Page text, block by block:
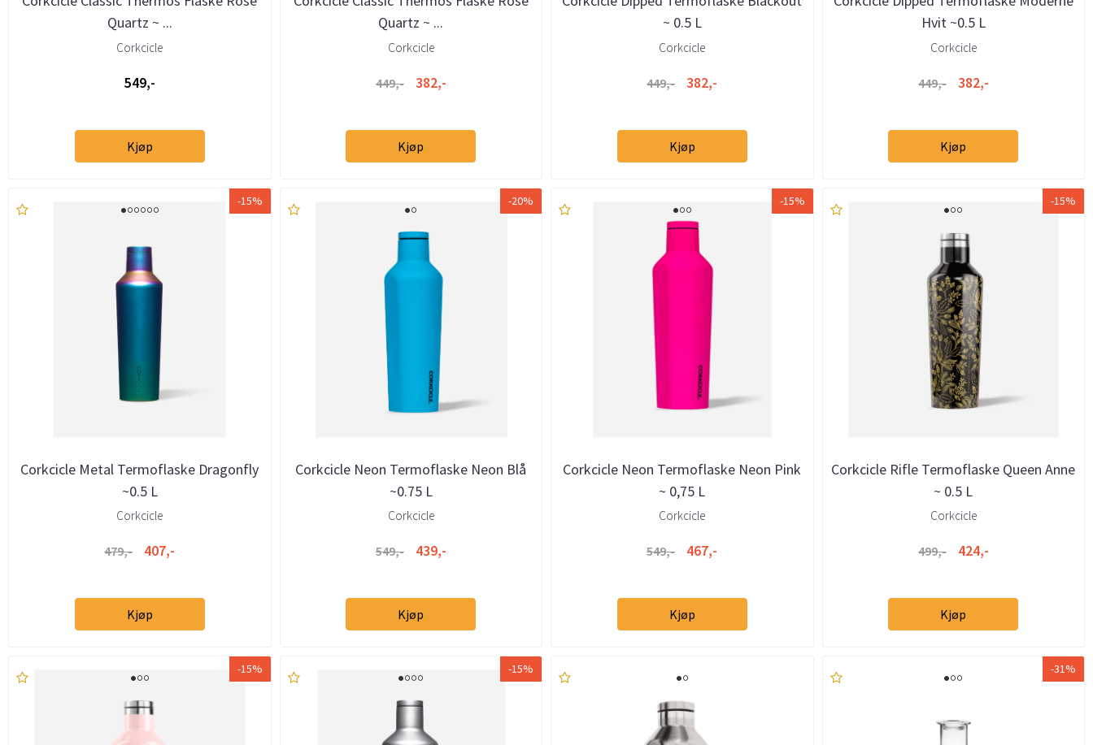
Quartz ~ ...
Corkcicle
549,-
Kjøp
Quartz ~ ...
Corkcicle
449,- 382,-
Kjøp
~ 0.5 L
Corkcicle
449,- 382,-
Kjøp
Hvit ~0.5 L
Corkcicle
449,- 382,-
Kjøp
-15%
Corkcicle Metal Termoflaske Dragonfly
~0.5 L
Corkcicle
479,- 407,-
Kjøp
-20%
Corkcicle Neon Termoflaske Neon Blå
~0.75 L
Corkcicle
549,- 439,-
Kjøp
-15%
Corkcicle Neon Termoflaske Neon Pink
~ 0,75 L
Corkcicle
549,- 467,-
Kjøp
-15%
Corkcicle Rifle Termoflaske Queen Anne
~ 0.5 L
Corkcicle
499,- 424,-
Kjøp
-15% -15% -31%